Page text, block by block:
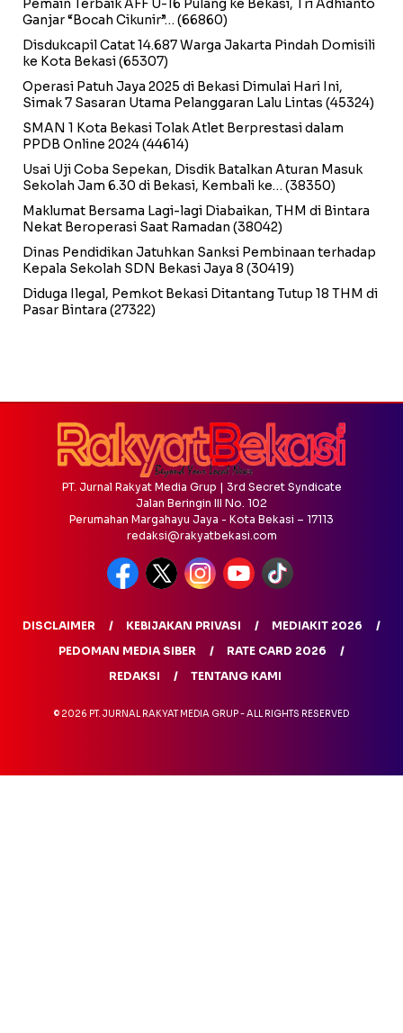
Pemain Terbaik AFF U-16 Pulang ke Bekasi, Tri Adhianto
Ganjar “Bocah Cikunir”… (66860)
Disdukcapil Catat 14.687 Warga Jakarta Pindah Domisili
ke Kota Bekasi(65307)
Operasi Patuh Jaya 2025 di Bekasi Dimulai Hari Ini,
Simak 7 Sasaran Utama Pelanggaran Lalu Lintas (45324)
SMAN 1 Kota Bekasi Tolak Atlet Berprestasi dalam
PPDB Online 2024(44614)
Usai Uji Coba Sepekan, Disdik Batalkan Aturan Masuk
Sekolah Jam 6.30 di Bekasi, Kembali ke… (38350)
Maklumat Bersama Lagi-lagi Diabaikan, THM di Bintara
Nekat Beroperasi Saat Ramadan (38042)
Dinas Pendidikan Jatuhkan Sanksi Pembinaan terhadap
Kepala Sekolah SDN Bekasi Jaya 8 (30419)
Diduga Ilegal, Pemkot Bekasi Ditantang Tutup 18 THM di
Pasar Bintara (27322)
PT. Jurnal Rakyat Media Grup | 3rd Secret Syndicate
Jalan Beringin III No. 102
Perumahan Margahayu Jaya - Kota Bekasi – 17113
redaksi@rakyatbekasi.com
DISCLAIMER KEBIJAKAN PRIVASI
MEDIAKIT 2026
PEDOMAN MEDIA SIBER
RATE CARD 2026
REDAKSI
TENTANG KAMI
© 2026 PT. JURNAL RAKYAT MEDIA GRUP - ALL RIGHTS RESERVED